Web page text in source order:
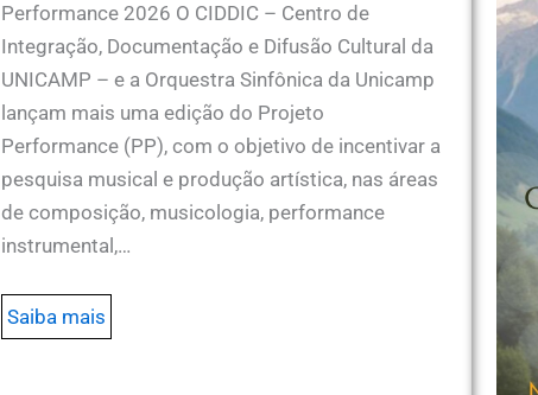
Performance 2026 O CIDDIC – Centro de
Integração, Documentação e Difusão Cultural da
UNICAMP – e a Orquestra Sinfônica da Unicamp
lançam mais uma edição do Projeto
Performance (PP), com o objetivo de incentivar a
pesquisa musical e produção artística, nas áreas
de composição, musicologia, performance
instrumental,…
Saiba mais